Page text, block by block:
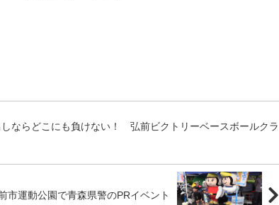
ならどこにも負けない！ 弘前ビクトリーベースボールクラ
運動公園で青森県警のPRイベント